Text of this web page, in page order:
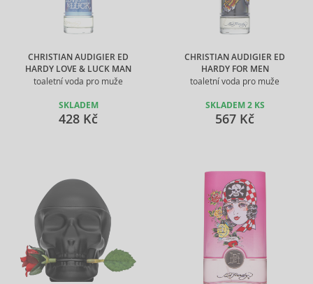
CHRISTIAN AUDIGIER ED
HARDY LOVE & LUCK MAN
toaletní voda pro muže
SKLADEM
428 Kč
CHRISTIAN AUDIGIER ED
HARDY FOR MEN
toaletní voda pro muže
SKLADEM 2 KS
567 Kč